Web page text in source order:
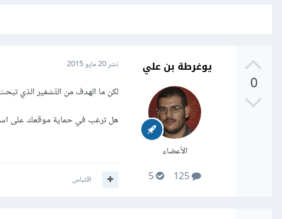
0
يوغرطة بن علي
الأعضاء
نشر20 مايو 2015
لكن ما الهدف من التّشفير الذي
هل ترغب في حماية موقعك على
اقتباس